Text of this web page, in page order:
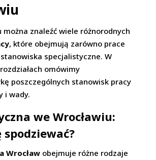
można znaleźć wiele różnorodnych
, które obejmują zarówno prace
specjalistyczne. W
omówimy
poszczególnych stanowisk pracy
i wady.
we Wrocławiu:
spodziewać?
Wrocław obejmuje różne rodzaje